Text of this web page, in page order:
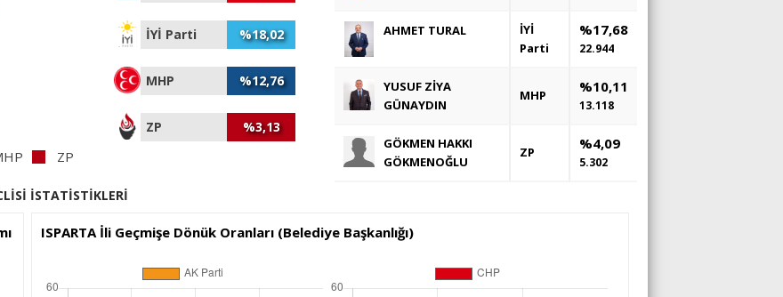
İYİ Parti %18,02
MHP %12,76
ZP %3,13
AHMET TURAL
İYİ
Parti
%17,68
22.944
YUSUF ZİYA
GÜNAYDIN
MHP %10,11
13.118
GÖKMEN HAKKI
GÖKMENOĞLU
ZP %4,09
5.302
ZP
İSTATİSTİKLERİ
ISPARTA İli Geçmişe Dönük Oranları (Belediye Başkanlığı)